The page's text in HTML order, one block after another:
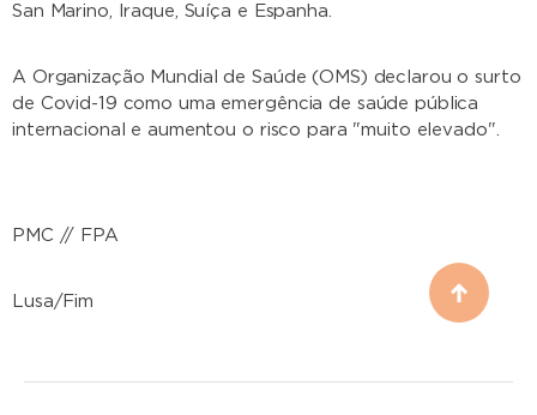
San Marino, Iraque, Suíça e Espanha.
A Organização Mundial de Saúde (OMS) declarou o surto
de Covid-19 como uma emergência de saúde pública
internacional e aumentou o risco para "muito elevado".
PMC // FPA
Lusa/Fim